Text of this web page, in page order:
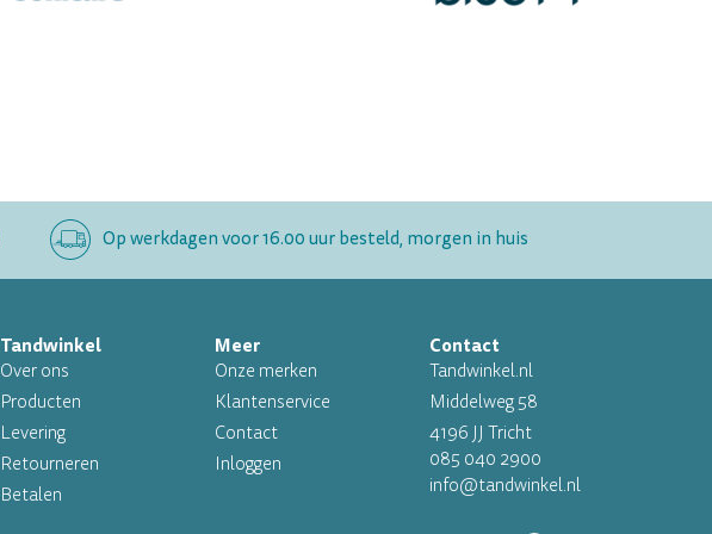
Op werkdagen voor 16.00 uur besteld, morgen in huis
Tandwinkel
Over ons
Producten
Levering
Retourneren
Betalen
Meer
Onze merken
Klantenservice
Contact
Inloggen
Contact
Tandwinkel.nl
Middelweg 58
4196 JJ Tricht
085 040 2900
info@tandwinkel.nl